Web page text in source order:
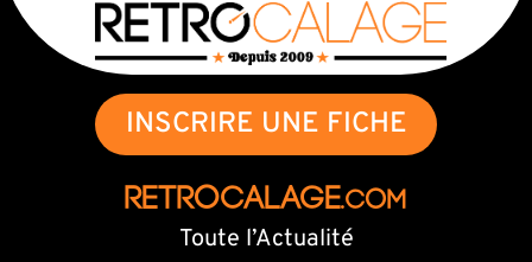
INSCRIRE UNE FICHE
RETROCALAGE.com
Toute l’Actualité